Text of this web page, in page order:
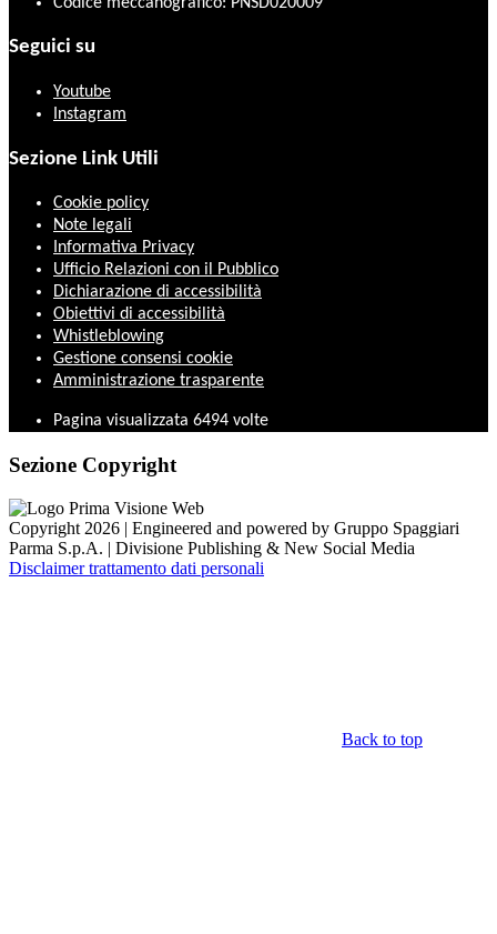
Seguici su
Youtube
Instagram
Sezione Link Utili
Cookie policy
Note legali
Informativa Privacy
Ufficio Relazioni con il Pubblico
Dichiarazione di accessibilità
Obiettivi di accessibilità
Whistleblowing
Gestione consensi cookie
Amministrazione trasparente
Pagina visualizzata 6494 volte
Sezione Copyright
Copyright 2026 | Engineered and powered by Gruppo Spaggiari
Parma S.p.A. | Divisione Publishing & New Social Media
Disclaimer trattamento dati personali
Back to top